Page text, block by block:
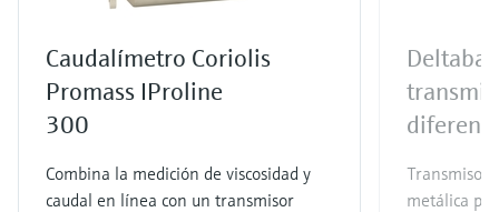
Caudalímetro Coriolis
Promass IProline
300
Combina la medición de viscosidad y
caudal en línea con un transmisor
Transmisor
metálica